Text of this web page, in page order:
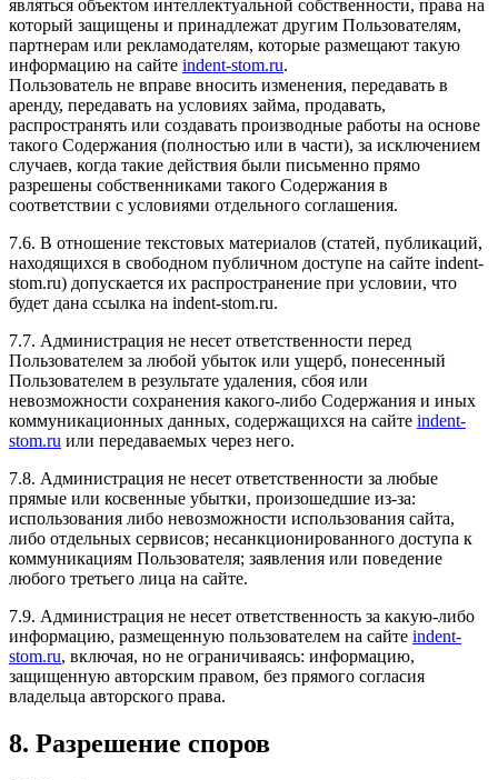
являться объектом интеллектуальной собственности, права на
который защищены и принадлежат другим Пользователям,
партнерам или рекламодателям, которые размещают такую
информацию на сайте indent-stom.ru.
Пользователь не вправе вносить изменения, передавать в
аренду, передавать на условиях займа, продавать,
распространять или создавать производные работы на основе
такого Содержания (полностью или в части), за исключением
случаев, когда такие действия были письменно прямо
разрешены собственниками такого Содержания в
соответствии с условиями отдельного соглашения.
7.6. В отношение текстовых материалов (статей, публикаций,
находящихся в свободном публичном доступе на сайте indent-
stom.ru) допускается их распространение при условии, что
будет дана ссылка на indent-stom.ru.
7.7. Администрация не несет ответственности перед
Пользователем за любой убыток или ущерб, понесенный
Пользователем в результате удаления, сбоя или
невозможности сохранения какого-либо Содержания и иных
коммуникационных данных, содержащихся на сайте indent-
stom.ru или передаваемых через него.
7.8. Администрация не несет ответственности за любые
прямые или косвенные убытки, произошедшие из-за:
использования либо невозможности использования сайта,
либо отдельных сервисов; несанкционированного доступа к
коммуникациям Пользователя; заявления или поведение
любого третьего лица на сайте.
7.9. Администрация не несет ответственность за какую-либо
информацию, размещенную пользователем на сайте indent-
stom.ru, включая, но не ограничиваясь: информацию,
защищенную авторским правом, без прямого согласия
владельца авторского права.
8. Разрешение споров